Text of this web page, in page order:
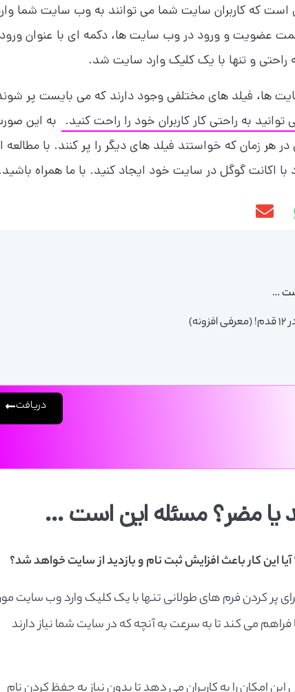
که کاربران سایت شما می توانند به وب سایت شما
عضویت و ورود در وب سایت ها، دکمه ای با عنوان ورود
راحتی و تنها با یک کلیک وارد سایت شد.
ها، فیلد های مختلفی وجود دارند که می بایست پر
به راحتی کار کاربران خود را راحت کنید. به این
هر زمان که خواستند فیلد های دیگر را پر کنند. با مطالعه
اکانت گوگل در سایت خود ایجاد کنید. با ما همراه
…
دریافت
یا مضر؟ مسئله این است …
این کار باعث افزایش ثبت نام و بازدید از سایت خواهد شد؟
پر کردن فرم های طولانی تنها با یک کلیک وارد وب سایت
می کند تا به سرعت به آنچه که در سایت شما نیاز دارند